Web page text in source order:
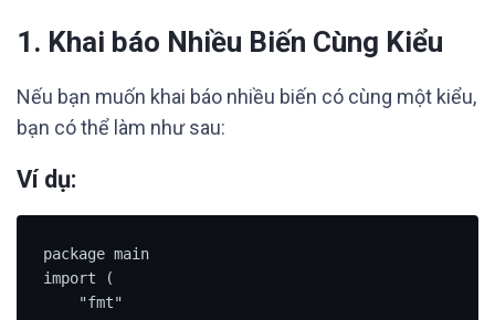
1. Khai báo Nhiều Biến Cùng Kiểu
Nếu bạn muốn khai báo nhiều biến có cùng một kiểu,
bạn có thể làm như sau:
Ví dụ:
package main
import (